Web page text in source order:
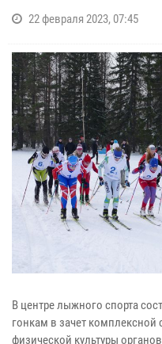
22 февраля 2023, 07:45
В центре лыжного спорта
гонкам в зачет комплексной
физической культуры